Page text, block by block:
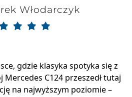
Włodarczyk
gdzie klasyka spotyka się z
C124 przeszedł tutaj
na najwyższym poziomie –